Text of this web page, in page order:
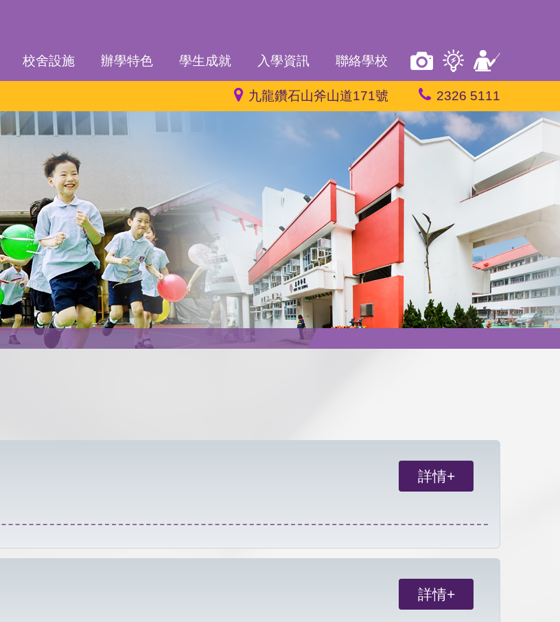
校舍設施 辦學特色 學生成就 入學資訊 聯絡學校
九龍鑽石山斧山道171號 2326 5111
詳情+
詳情+